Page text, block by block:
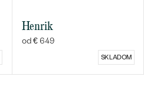
Henrik
od € 649
SKLADOM